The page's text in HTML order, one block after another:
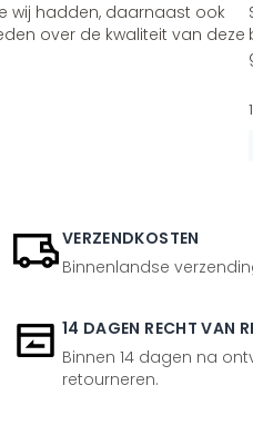
wij hadden, daarnaast ook
over de kwaliteit van deze
VERZENDKOSTEN
Binnenlandse
14 DAGEN RECHT VAN
Binnen 14 dagen na
retourneren.